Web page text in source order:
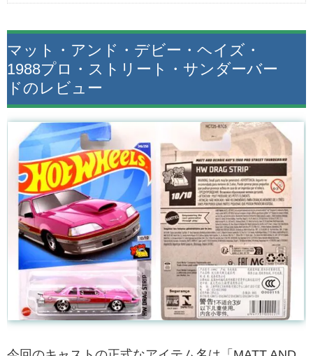
マット・アンド・デビー・ヘイズ・
1988プロ・ストリート・サンダーバー
ドのレビュー